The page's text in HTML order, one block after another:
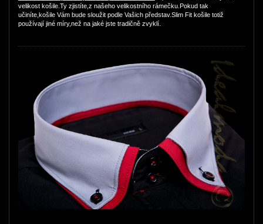
velikost košile.Ty zjistíte,z našeho velikostního rámečku.Pokud tak
učiníte,košile Vám bude sloužit podle Vašich představ.Slim Fit košile totiž
používají jiné míry,než na jaké jste tradičně zvyklí.